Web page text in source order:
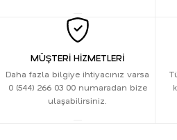
MÜŞTERİ HİZMETLERİ
Daha fazla bilgiye ihtiyacınız varsa
0 (544) 266 03 00 numaradan bize
ulaşabilirsiniz.